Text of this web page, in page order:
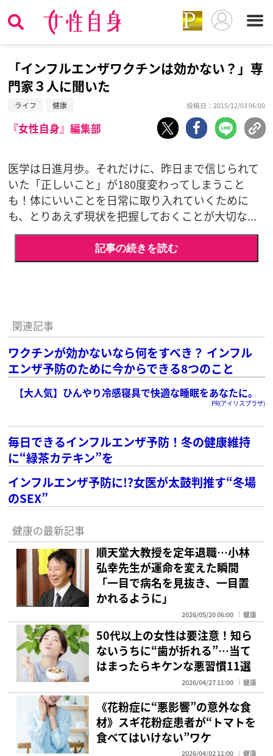
「インフルエンザワクチンは効かない？」専
門家３人に聞いた
ライフ 健康 投稿日：2015/12/03 06:00
『女性自身』編集部
医学は日進月歩。それだけに、昨日まで信じられて
いた「正しいこと」が180度変わってしまうこと
も！体にいいことを日常に取り入れていくために
も、とりあえず現状を把握しておくことが大切な...
記事の続きを読む
関連記事
ワクチンが効かないなら何をすべき？ インフル
エンザ予防のために今からできる8つのこと
【大人気】ひんやり冷感寝具で快適な睡眠をあなたに。
PR(アイリスプラザ)
毎日できるインフルエンザ予防！冬の健康維持
に“緑茶カテキン”を
インフルエンザ予防に!?女医が太鼓判推す“冬場
のSEX”
健康の最新記事
順天堂大教授を定年退職…小林
弘幸先生が運命を変えた瞬間
「一目で病名を見抜き、一目置
かれるように」
2026/05/20 06:00 健康
50代以上の女性は要注意！知ら
ないうちに“歯が折れる”…当て
はまったらキケンな悪習慣11選
2026/04/27 11:00 健康
《花粉症に“悪影響”の意外な食
材》スギ花粉症患者が“トマトを
食べてはいけない”ワケ
2026/04/02 11:00 健康